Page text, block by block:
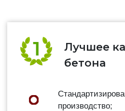
Лучшее
бетона
производство;